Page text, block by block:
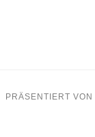
PRÄSENTIERT VON